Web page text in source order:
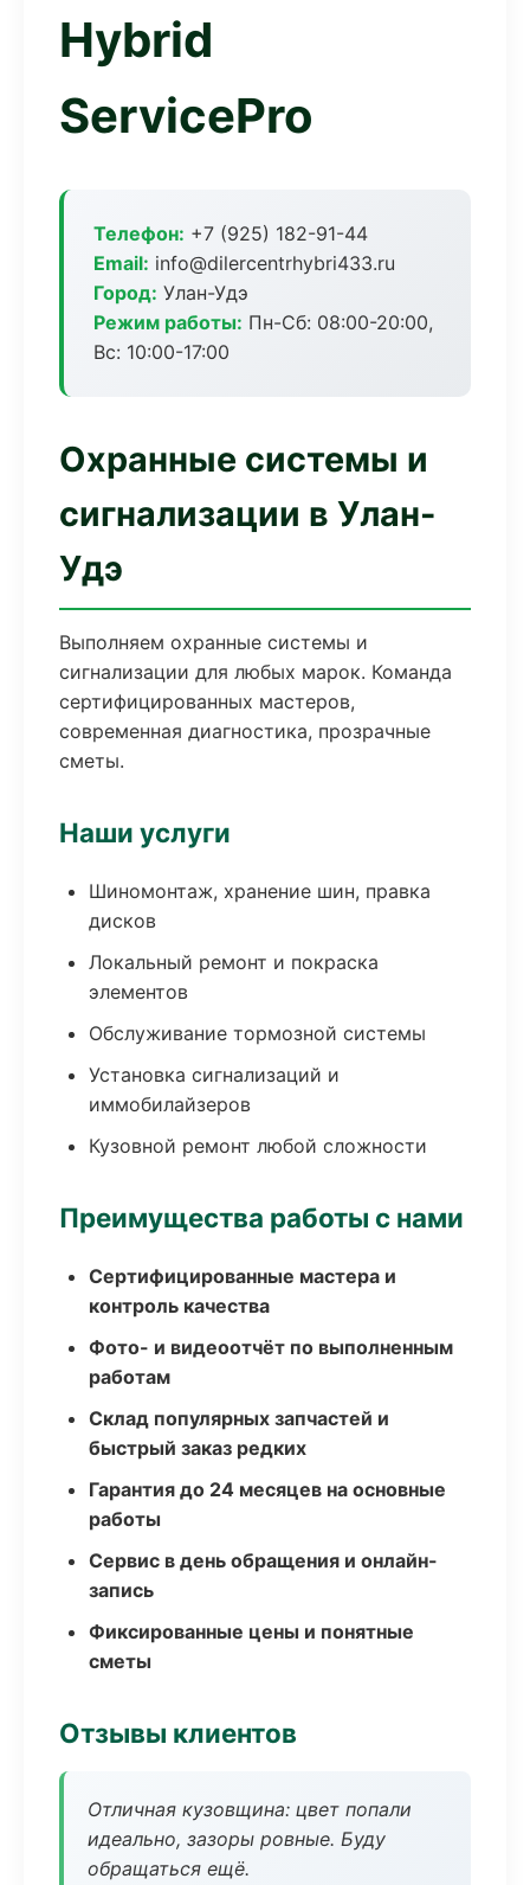
Hybrid
ServicePro
Телефон: +7 (925) 182-91-44
Email: info@dilercentrhybri433.ru
Город: Улан-Удэ
Режим работы: Пн-Сб: 08:00-20:00,
Вс: 10:00-17:00
Охранные системы и
сигнализации в Улан-
Удэ
Выполняем охранные системы и
сигнализации для любых марок. Команда
сертифицированных мастеров,
современная диагностика, прозрачные
сметы.
Наши услуги
Шиномонтаж, хранение шин, правка
дисков
Локальный ремонт и покраска
элементов
Обслуживание тормозной системы
Установка сигнализаций и
иммобилайзеров
Кузовной ремонт любой сложности
Преимущества работы с нами
Сертифицированные мастера и
контроль качества
Фото- и видеоотчёт по выполненным
работам
Склад популярных запчастей и
быстрый заказ редких
Гарантия до 24 месяцев на основные
работы
Сервис в день обращения и онлайн-
запись
Фиксированные цены и понятные
сметы
Отзывы клиентов
Отличная кузовщина: цвет попали
идеально, зазоры ровные. Буду
обращаться ещё.